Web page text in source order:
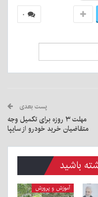
۰
پست بعدی
مهلت ۳ روزه برای تکمیل وجه
متقاضیان خرید خودرو از سایپا
باشید
آموزش و پرورش